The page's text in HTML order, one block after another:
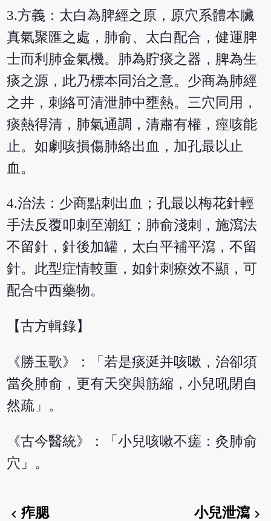
3.方義：太白為脾經之原，原穴系體本臟
真氣聚匯之處，肺俞、太白配合，健運脾
士而利肺金氣機。肺為貯痰之器，脾為生
痰之源，此乃標本同治之意。少商為肺經
之井，刺絡可清泄肺中壅熱。三穴同用，
痰熱得清，肺氣通調，清肅有權，痙咳能
止。如劇咳損傷肺絡出血，加孔最以止
血。
4.治法：少商點刺出血；孔最以梅花針輕
手法反覆叩刺至潮紅；肺俞淺刺，施瀉法
不留針，針後加罐，太白平補平瀉，不留
針。此型症情較重，如針刺療效不顯，可
配合中西藥物。
【古方輯錄】
《勝玉歌》：「若是痰涎并咳嗽，治卻須
當灸肺俞，更有天突與筋縮，小兒吼閉自
然疏」。
《古今醫統》：「小兒咳嗽不瘥：灸肺俞
穴」。
chevron_left痄腮 小兒泄瀉chevron_right